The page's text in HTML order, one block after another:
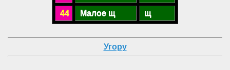
44 Малое щ щ
Угору